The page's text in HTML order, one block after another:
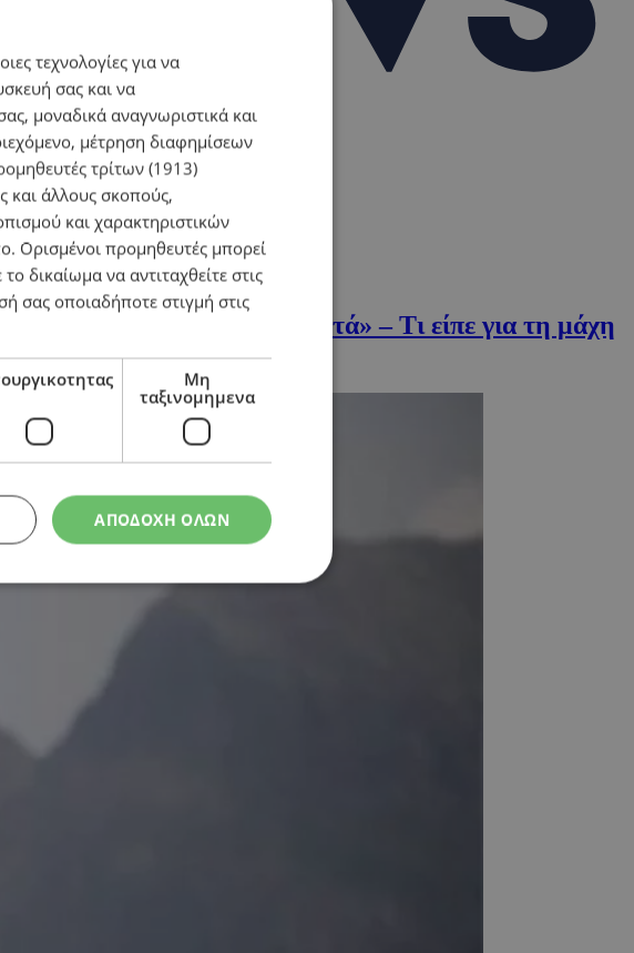
έχει μεταστάσεις στα οστά» – Τι είπε για τη μάχη
τεχνολογίες για να
σας και να
μοναδικά αναγνωριστικά και
μέτρηση διαφημίσεων
τρίτων (1913)
και άλλους σκοπούς,
και χαρακτηριστικών
Ορισμένοι προμηθευτές μπορεί
δικαίωμα να αντιταχθείτε στις
σας οποιαδήποτε στιγμή στις
Μη
ταξινομημενα
ΑΠΟΔΟΧΗ ΟΛΩΝ